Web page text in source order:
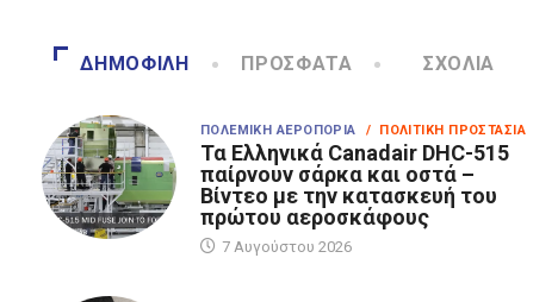
ΔΗΜΟΦΙΛΉ ΠΡΌΣΦΑΤΑ ΣΧΌΛΙΑ
ΠΟΛΕΜΙΚΉ ΑΕΡΟΠΟΡΊΑ / ΠΟΛΙΤΙΚΉ ΠΡΟΣΤΑΣΊΑ
Τα Eλληνικά Canadair DHC-515
παίρνουν σάρκα και οστά –
Βίντεο με την κατασκευή του
πρώτου αεροσκάφους
7 Αυγούστου 2026